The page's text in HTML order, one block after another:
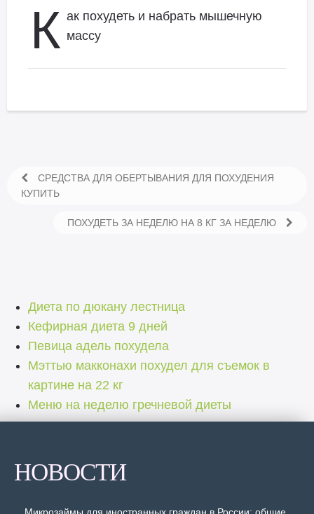
К ак похудеть и набрать мышечную
массу
СРЕДСТВА ДЛЯ ОБЕРТЫВАНИЯ ДЛЯ ПОХУДЕНИЯ
КУПИТЬ
ПОХУДЕТЬ ЗА НЕДЕЛЮ НА 8 КГ ЗА НЕДЕЛЮ
Диета по дюкану лестница
Кефирная диета 9 дней
Певица адель похудела
Мэттью макконахи похудел для съемок в
картине на 22 кг
Меню на неделю гречневой диеты
НОВОСТИ